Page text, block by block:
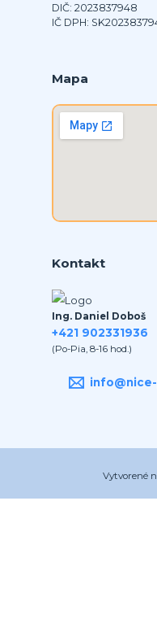
DIČ: 2023837948
IČ DPH:
Mapa
Kontakt
Ing. Daniel Doboš
+421 902331936
(Po-Pia, 8-16 hod.)
Vytvorené